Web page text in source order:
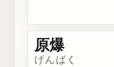
原爆
げんばく